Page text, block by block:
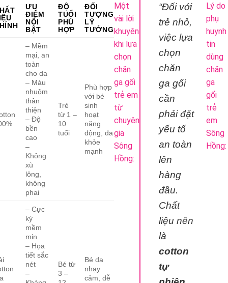
ƯU
ĐIỂM
NỔI
BẬT
ĐỘ
TUỔI
PHÙ
HỢP
ĐỐI
TƯỢNG
LÝ
TƯỞNG
– Mềm
mại, an
toàn
cho da
– Màu
nhuộm
thân
thiện
– Độ
bền
cao
–
Không
xù
lông,
không
phai
Trẻ
từ 1 –
10
tuổi
Phù hợp
với bé
sinh
hoạt
năng
động, da
khỏe
mạnh
– Cực
kỳ
mềm
mịn
– Họa
tiết sắc
nét
–
Bé từ
3 –
Bé da
nhạy
cảm, dễ
Một
vài lời
khuyên
khi lựa
chọn
chăn
ga gối
trẻ em
từ
chuyên
gia
Sông
Hồng:
“Đối với
trẻ nhỏ,
việc lựa
chọn
chăn
ga gối
cần
phải đặt
yếu tố
an toàn
lên
hàng
đầu.
Chất
liệu nên
là
cotton
tự
Lý do
phụ
huynh
tin
dùng
chăn
ga
gối
trẻ
em
Sông
Hồng: